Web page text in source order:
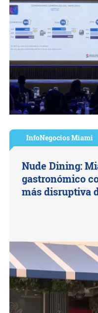
InfoNegocios Miami
Nude Dining:
gastronómico
más disruptiva